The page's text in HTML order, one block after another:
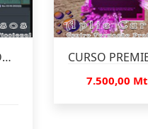
CURSO CRIANDO UM TUTORIAL
7.500,00 Mt